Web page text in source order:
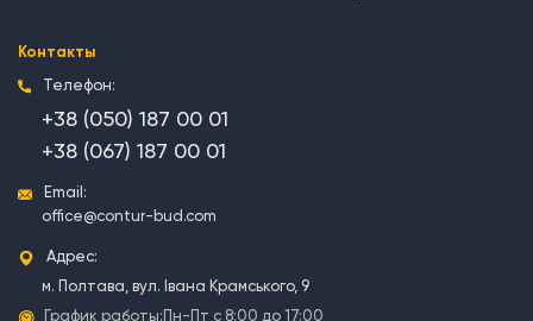
Контакты
Телефон:
+38 (050) 187 00 01
+38 (067) 187 00 01
Email:
office@contur-bud.com
Адрес:
м. Полтава, вул. Івана Крамського, 9
График работы: Пн-Пт с 8:00 до 17:00